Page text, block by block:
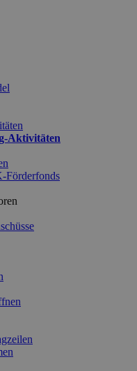
Aktivitäten
Förderfonds